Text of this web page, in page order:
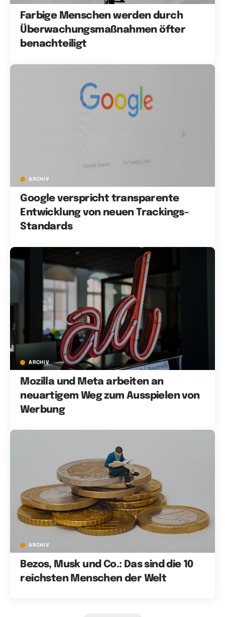
Farbige Menschen werden durch
Überwachungsmaßnahmen öfter
benachteiligt
ARCHIV
Google verspricht transparente
Entwicklung von neuen Trackings-
Standards
ARCHIV
Mozilla und Meta arbeiten an
neuartigem Weg zum Ausspielen von
Werbung
ARCHIV
Bezos, Musk und Co.: Das sind die 10
reichsten Menschen der Welt